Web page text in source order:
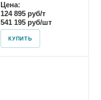
Цена:
124 895 руб/т
541 195 руб/шт
КУПИТЬ